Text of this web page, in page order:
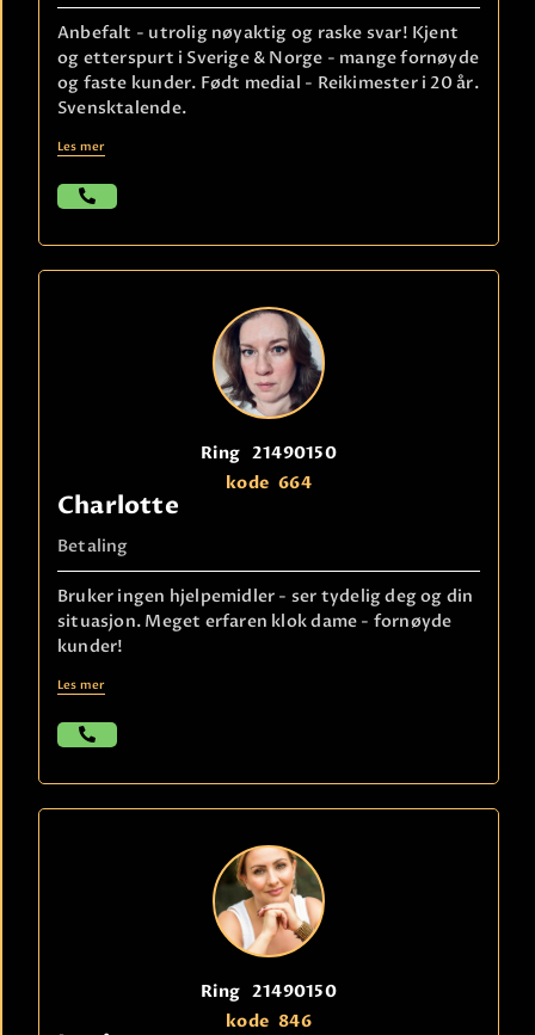
Anbefalt - utrolig nøyaktig og raske svar! Kjent
og etterspurt i Sverige & Norge - mange fornøyde
og faste kunder. Født medial - Reikimester i 20 år.
Svensktalende.
Les mer
Ring 21490150
kode 664
Charlotte
Betaling
Bruker ingen hjelpemidler - ser tydelig deg og din
situasjon. Meget erfaren klok dame - fornøyde
kunder!
Les mer
Ring 21490150
kode 846